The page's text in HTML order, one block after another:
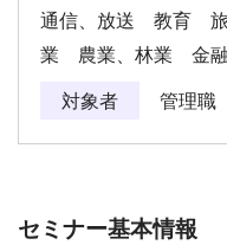
通信、放送 教育
業 農業、林業 金
対象者
管理職
セミナー基本情報